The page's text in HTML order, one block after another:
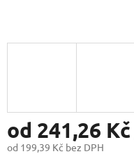
od 241,26 Kč
od 199,39 Kč bez DPH